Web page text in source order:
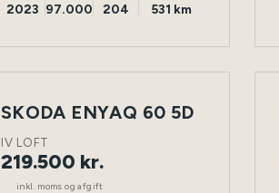
2023 97.000 204 531 km
NY
ELEKTRISK TØNDER
SKODA ENYAQ 60 5D
IV LOFT
219.500 kr.
inkl. moms og afgift